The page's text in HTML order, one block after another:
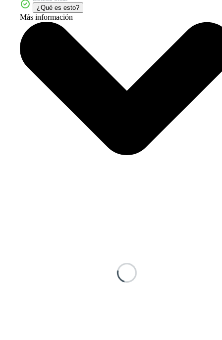
¿Qué es esto?
Más información